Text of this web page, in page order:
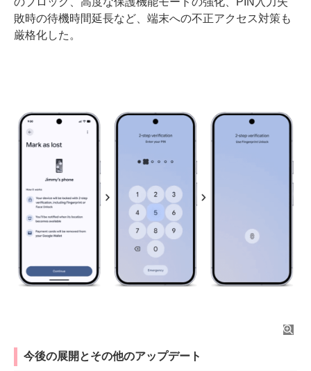
敗時の待機時間延長など、端末への不正アクセス対策も
厳格化した。
今後の展開とその他のアップデート